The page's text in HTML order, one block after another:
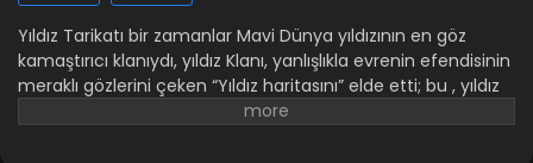
Yıldız Tarikatı bir zamanlar Mavi Dünya yıldızının en göz
kamaştırıcı klanıydı, yıldız Klanı, yanlışlıkla evrenin efendisinin
meraklı gözlerini çeken “Yıldız haritasını” elde etti; bu , yıldız
haritasını elde etmek için yıldız Klanının üst düzey üyelerini